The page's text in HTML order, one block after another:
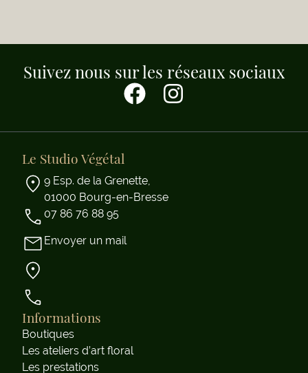
Suivez nous sur les réseaux sociaux
Le Studio Végétal
9 Esp. de la Grenette,
01000 Bourg-en-Bresse
07 86 76 88 95
Envoyer un mail
Informations
Boutiques
Les ateliers d’art floral
Les prestations